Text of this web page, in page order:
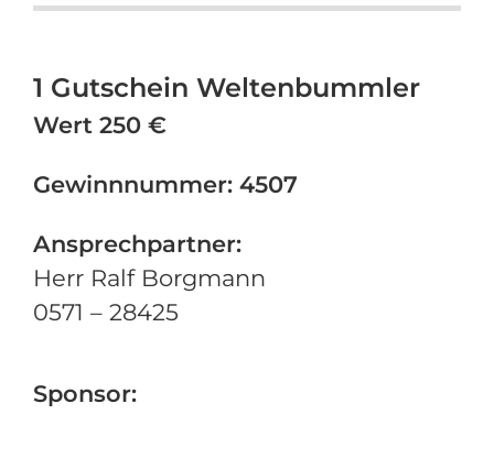
1 Gutschein Weltenbummler
Wert 250 €
Gewinnnummer: 4507
Ansprechpartner:
Herr Ralf Borgmann
0571 – 28425
Sponsor: